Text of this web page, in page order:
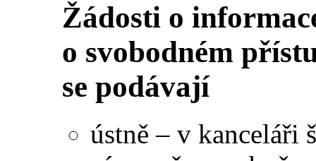
Žádosti o
o svobodném
se podávají
ústně – v kanceláři